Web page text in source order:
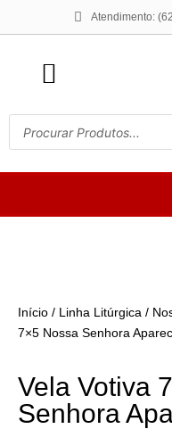
Atendimento:
Início / Linha Litúrgica /
7×5 Nossa Senhora
Vela Votiva
Senhora